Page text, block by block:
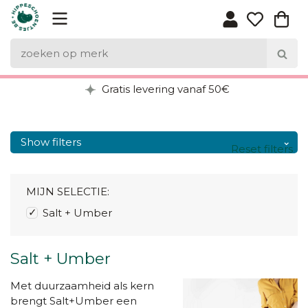
Gratis levering vanaf 50€
Show filters
Salt + Umber
Met duurzaamheid als kern
brengt Salt+Umber een
MIJN SELECTIE:
Salt + Umber
Reset filters